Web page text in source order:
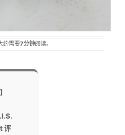
约需要7分钟阅读。
评